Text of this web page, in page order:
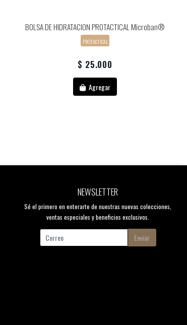
BOLSA DE HIDRATACION PROTACTICAL Microban®
PROTACTICAL
$ 25.000
Agregar
NEWSLETTER
Sé el primero en enterarte de nuestras nuevas colecciones,
ventas especiales y beneficios exclusivos.
Enviar